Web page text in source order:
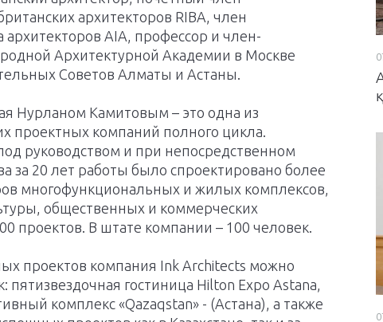
архитекторов RIBA, член
архитекторов AIA, профессор и член-
Архитектурной Академии в Москве
Советов Алматы и Астаны.
Нурланом Камитовым – это одна из
проектных компаний полного цикла.
руководством и при непосредственном
за 20 лет работы было спроектировано более
многофункциональных и жилых комплексов,
общественных и коммерческих
проектов. В штате компании – 100 человек.
проектов компания Ink Architects можно
пятизвездочная гостиница Hilton Expo Astana,
комплекс «Qazaqstan» - (Астана), а также